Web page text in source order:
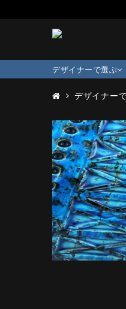
デザイナーで選ぶ
デザイナー